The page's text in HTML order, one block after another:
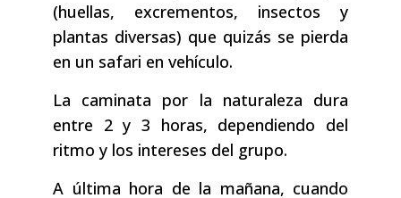
(huellas, excrementos, insectos y
plantas diversas) que quizás se pierda
en un safari en vehículo.
La caminata por la naturaleza dura
entre 2 y 3 horas, dependiendo del
ritmo y los intereses del grupo.
A última hora de la mañana, cuando